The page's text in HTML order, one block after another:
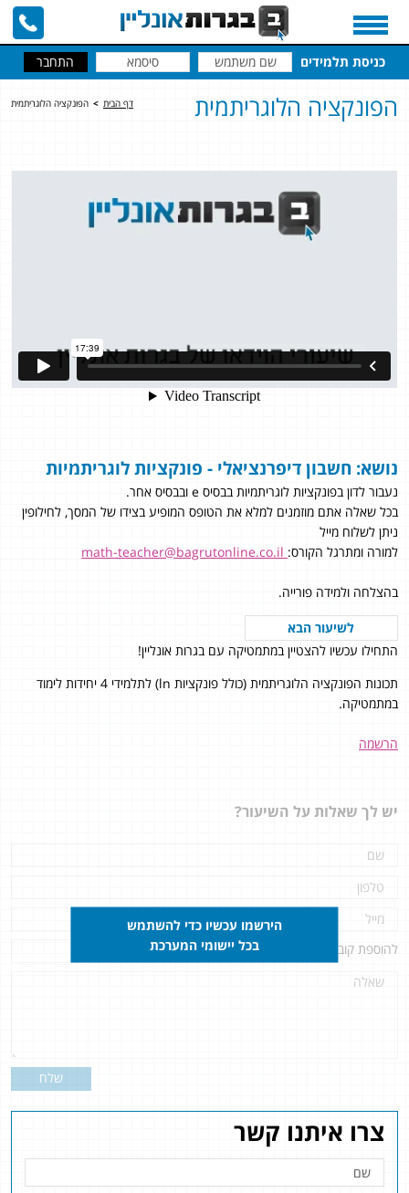
כניסת תלמידים
צרו איתנו קשר
דף הבית > הפונקציה הלוגריתמית הפונקציה הלוגריתמית
נושא: חשבון דיפרנציאלי - פונקציות לוגריתמיות
נעבור לדון בפונקציות לוגריתמיות בבסיס e ובבסיס אחר.
בכל שאלה אתם מוזמנים למלא את הטופס המופיע בצידו של המסך, לחילופין
ניתן לשלוח מייל
למורה ומתרגל הקורס:
בהצלחה ולמידה פורייה.
לשיעור הבא
התחילו עכשיו להצטיין במתמטיקה עם בגרות אונליין!
תכונות הפונקציה הלוגריתמית (כולל פונקציות ln) לתלמידי 4 יחידות לימוד
במתמטיקה.
הרשמה
יש לך שאלות על השיעור?
להוספת קובץ
שלח
הירשמו עכשיו כדי להשתמש
בכל יישומי המערכת